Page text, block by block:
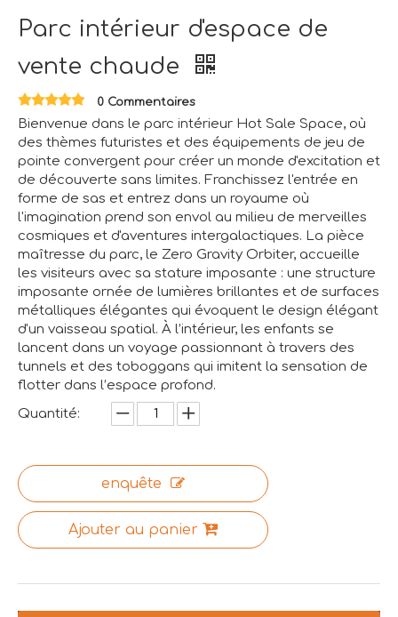
Parc intérieur d'espace de
vente chaude
0 Commentaires
Bienvenue dans le parc intérieur Hot Sale Space, où
des thèmes futuristes et des équipements de jeu de
pointe convergent pour créer un monde d'excitation et
de découverte sans limites. Franchissez l'entrée en
forme de sas et entrez dans un royaume où
l'imagination prend son envol au milieu de merveilles
cosmiques et d'aventures intergalactiques. La pièce
maîtresse du parc, le Zero Gravity Orbiter, accueille
les visiteurs avec sa stature imposante : une structure
imposante ornée de lumières brillantes et de surfaces
métalliques élégantes qui évoquent le design élégant
d'un vaisseau spatial. À l’intérieur, les enfants se
lancent dans un voyage passionnant à travers des
tunnels et des toboggans qui imitent la sensation de
flotter dans l’espace profond.
Quantité:
enquête
Ajouter au panier